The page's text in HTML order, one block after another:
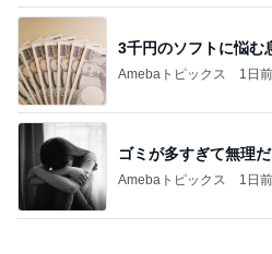
田中健 鳥羽から恒例
Amebaトピックス 1日前